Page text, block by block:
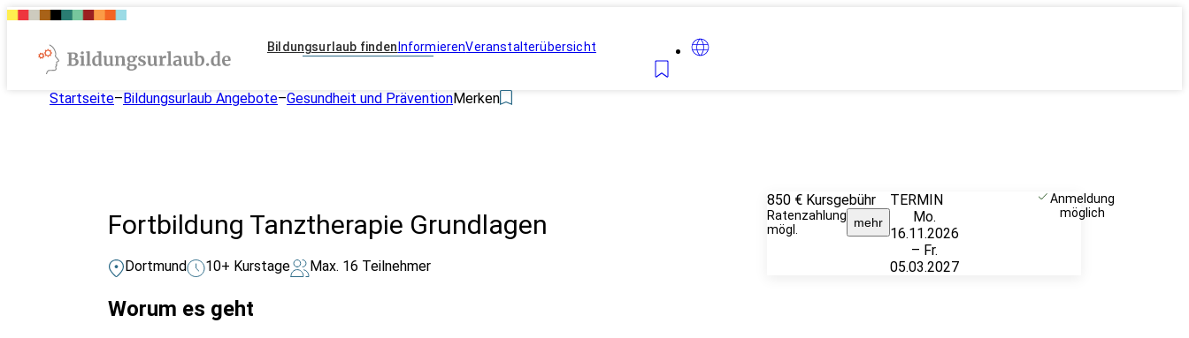
Bildungsurlaub finden InformierenVeranstalterübersicht
Startseite–Bildungsurlaub Angebote–Gesundheit und PräventionMerken
Fortbildung Tanztherapie Grundlagen
Dortmund 10+ Kurstage Max. 16 Teilnehmer
Worum es geht
850 € Kursgebühr
Ratenzahlung
mögl.
mehr
TERMIN
Mo.
16.11.2026
– Fr.
05.03.2027
Anmeldung
möglich